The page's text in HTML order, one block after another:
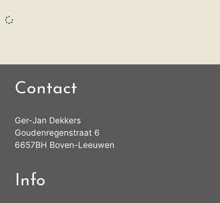
Contact
Ger-Jan Dekkers
Goudenregenstraat 6
6657BH Boven-Leeuwen
Info